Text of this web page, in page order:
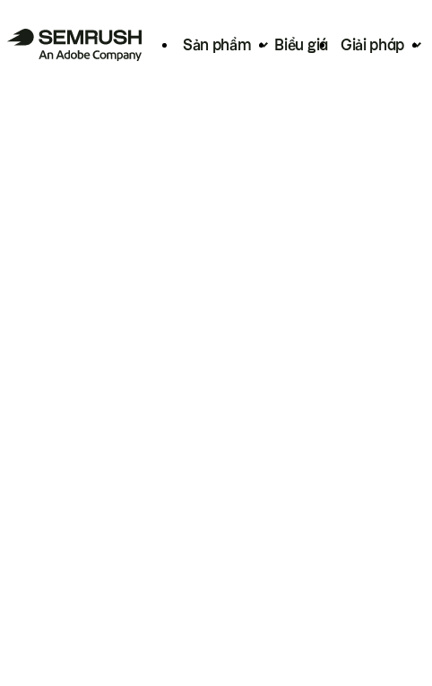
Sản phẩm Biểu giá Giải pháp